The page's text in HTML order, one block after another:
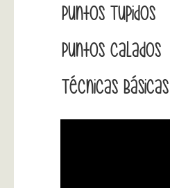
Puntos Tupidos
Puntos Calados
Técnicas Básicas